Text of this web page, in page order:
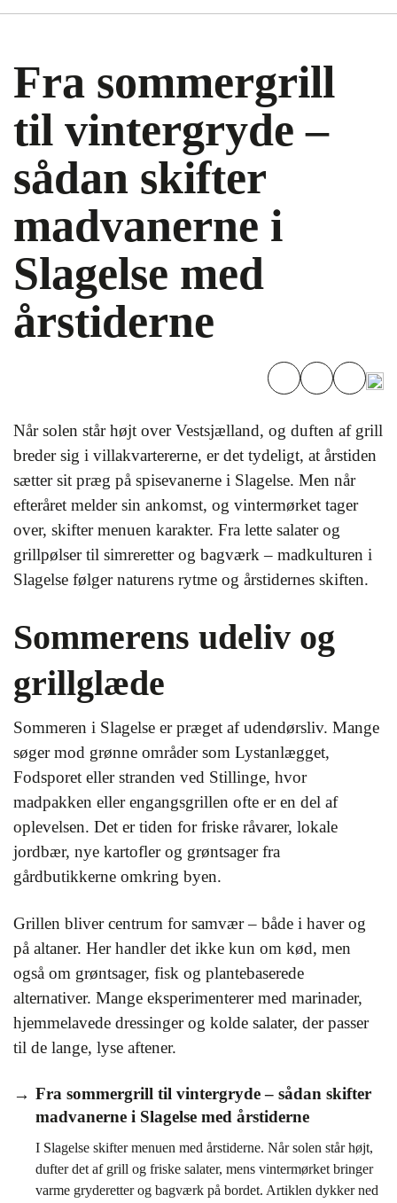
Fra sommergrill
til vintergryde –
sådan skifter
madvanerne i
Slagelse med
årstiderne
Når solen står højt over Vestsjælland, og duften af grill
breder sig i villakvartererne, er det tydeligt, at årstiden
sætter sit præg på spisevanerne i Slagelse. Men når
efteråret melder sin ankomst, og vintermørket tager
over, skifter menuen karakter. Fra lette salater og
grillpølser til simreretter og bagværk – madkulturen i
Slagelse følger naturens rytme og årstidernes skiften.
Sommerens udeliv og
grillglæde
Sommeren i Slagelse er præget af udendørsliv. Mange
søger mod grønne områder som Lystanlægget,
Fodsporet eller stranden ved Stillinge, hvor
madpakken eller engangsgrillen ofte er en del af
oplevelsen. Det er tiden for friske råvarer, lokale
jordbær, nye kartofler og grøntsager fra
gårdbutikkerne omkring byen.
Grillen bliver centrum for samvær – både i haver og
på altaner. Her handler det ikke kun om kød, men
også om grøntsager, fisk og plantebaserede
alternativer. Mange eksperimenterer med marinader,
hjemmelavede dressinger og kolde salater, der passer
til de lange, lyse aftener.
Fra sommergrill til vintergryde – sådan skifter
madvanerne i Slagelse med årstiderne
I Slagelse skifter menuen med årstiderne. Når solen står højt,
dufter det af grill og friske salater, mens vintermørket bringer
varme gryderetter og bagværk på bordet. Artiklen dykker ned